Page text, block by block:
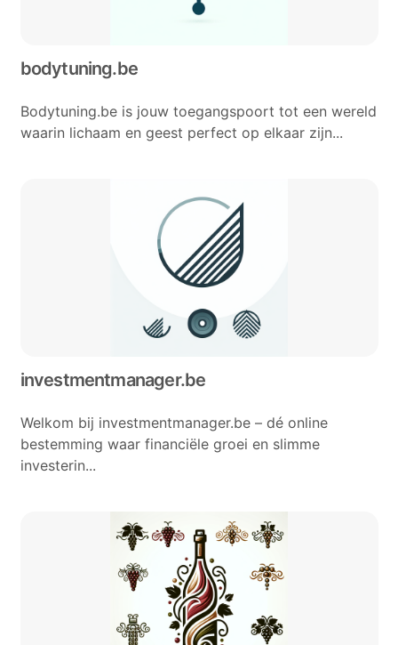
bodytuning.be
Bodytuning.be is jouw toegangspoort tot een wereld
waarin lichaam en geest perfect op elkaar zijn...
investmentmanager.be
Welkom bij investmentmanager.be – dé online
bestemming waar financiële groei en slimme
investerin...